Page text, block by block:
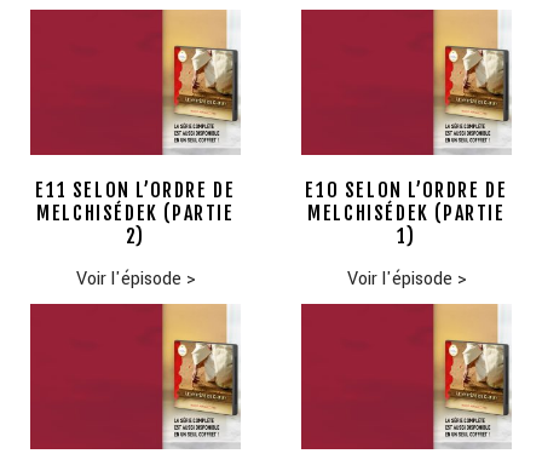
E11 SELON L’ORDRE DE
MELCHISÉDEK (PARTIE
2)
Voir l'épisode >
E10 SELON L’ORDRE DE
MELCHISÉDEK (PARTIE
1)
Voir l'épisode >